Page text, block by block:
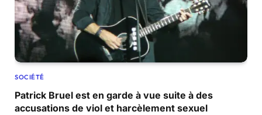
SOCIÉTÉ
Patrick Bruel est en garde à vue suite à des
accusations de viol et harcèlement sexuel